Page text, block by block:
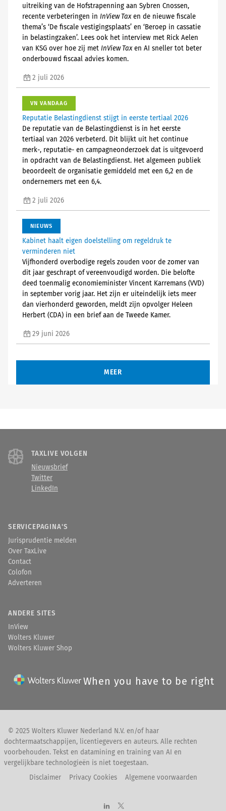
uitreiking van de Hofstrapenning aan Sybren Cnossen,
recente verbeteringen in InView Taxen de nieuwe fiscale
thema’s ‘De fiscale vestigingsplaats’ en ‘Beroep in cassatie
in belastingzaken’. Lees ook het interview met Rick Aelen
van KSG over hoe zij met InView Taxen AI sneller tot beter
onderbouwd fiscaal advies komen.
2 juli 2026
VN VANDAAG
Reputatie Belastingdienst stijgt in eerste tertiaal 2026
De reputatie van de Belastingdienst is in het eerste
tertiaal van 2026 verbeterd. Dit blijkt uit het continue
merk-, reputatie- en campagneonderzoek dat is uitgevoerd
in opdracht van de Belastingdienst. Het algemeen publiek
beoordeelt de organisatie gemiddeld met een 6,2 en de
ondernemers met een 6,4.
2 juli 2026
NIEUWS
Kabinet haalt eigen doelstelling om regeldruk te
verminderen niet
Vijfhonderd overbodige regels zouden voor de zomer van
dit jaar geschrapt of vereenvoudigd worden. Die belofte
deed toenmalig economieminister Vincent Karremans (VVD)
in september vorig jaar. Het zijn er uiteindelijk iets meer
dan vierhonderd geworden, meldt zijn opvolger Heleen
Herbert (CDA) in een brief aan de Tweede Kamer.
29 juni 2026
MEER
TAXLIVE VOLGEN
Nieuwsbrief
Twitter
LinkedIn
SERVICEPAGINA'S
Jurisprudentie melden
Over TaxLive
Contact
Colofon
Adverteren
ANDERE SITES
InView
Wolters Kluwer
Wolters Kluwer Shop
When you have to be right
© 2025 Wolters Kluwer Nederland N.V. en/of haar
dochtermaatschappijen, licentiegevers en auteurs. Alle rechten
voorbehouden. Tekst en datamining en training van AI en
vergelijkbare technologieën is niet toegestaan.
Disclaimer
Privacy Cookies Algemene voorwaarden